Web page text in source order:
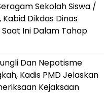
Sekolah Siswa /
Kabid Dikdas Dinas
Ini Dalam Tahap
Dan Nepotisme
Kadis PMD Jelaskan
Kejaksaan